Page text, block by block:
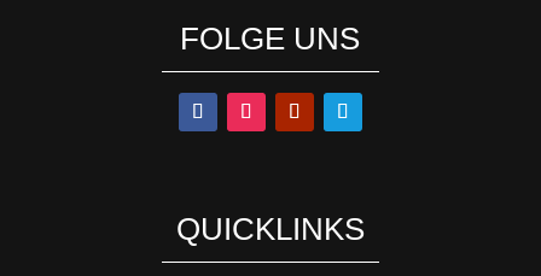
FOLGE UNS
QUICKLINKS